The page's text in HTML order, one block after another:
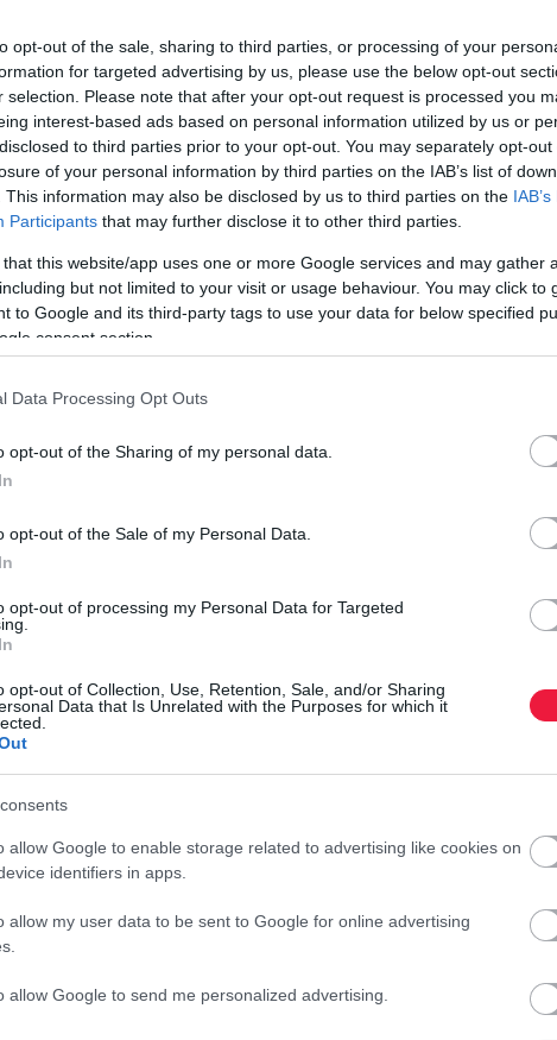
opt-out of the sale, sharing to third parties, or processing of your
for targeted advertising by us, please use the below opt-out
selection. Please note that after your opt-out request is processed you
interest-based ads based on personal information utilized by us or
to third parties prior to your opt-out. You may separately opt-out
of your personal information by third parties on the IAB’s list of
This information may also be disclosed by us to third parties on the
Participants that may further disclose it to other third parties.
that this website/app uses one or more Google services and may gather
but not limited to your visit or usage behaviour. You may click to
to Google and its third-party tags to use your data for below specified
consent section.
Data Processing Opt Outs
opt-out of the Sharing of my personal data.
opt-out of the Sale of my Personal Data.
opt-out of processing my Personal Data for Targeted
opt-out of Collection, Use, Retention, Sale, and/or Sharing
Data that Is Unrelated with the Purposes for which it
allow Google to enable storage related to advertising like cookies on
identifiers in apps.
allow my user data to be sent to Google for online advertising
allow Google to send me personalized advertising.
az idei gépjárműadót. A NAV arra
30-ig még kérhetnek öthavi
nem fizet és részletet sem kér,
jár.
forrásként a Google Keresőben!
késedelmi pótlékkal számolhat. A rendezetlen tételek
felhívásában a NAV.
még most is több egyszerű, kényelmes lehetőség közül
június 30-ig kérhetnek például automatikus, legfeljebb
elintézhető a NAV-Mobil alkalmazásban.
a NAV nem vizsgálja a fizetési nehézség okát sem. A
kérhetnek a NAV-tól. Aki tehát nem tudja egy
könnyítési lehetőséggel, mert ezzel elkerülheti a későbbi
a…